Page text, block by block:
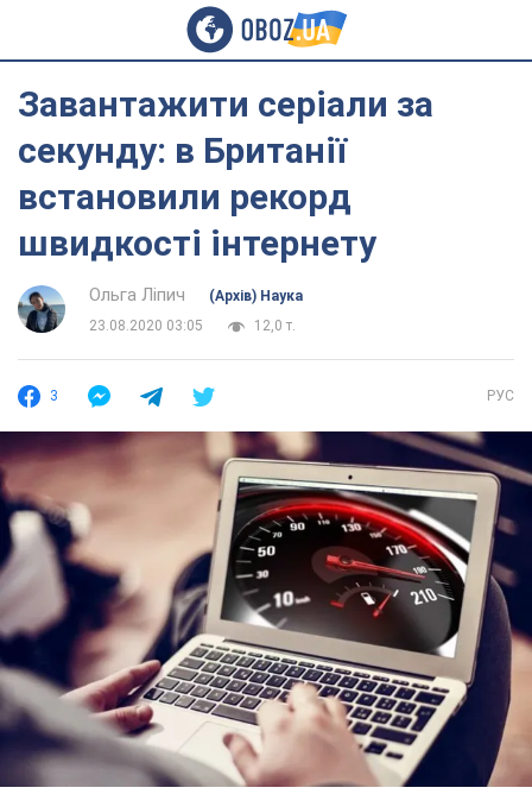
Завантажити серіали за
секунду: в Британії
встановили рекорд
швидкості інтернету
Ольга Ліпич
(Архів) Наука
23.08.2020 03:05
12,0 т.
3 РУС